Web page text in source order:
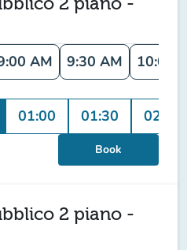
AM 9:30 AM 10:00
01:00 01:30 02:00
Book
2 piano -